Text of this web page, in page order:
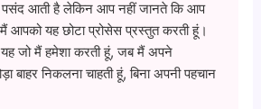
पसंद आती है लेकिन आप नहीं जानते कि आप
यह छोटा प्रोसेस प्रस्तुत करती हूं।
यह जो मैं हमेशा करती हूं, जब मैं अपने
बाहर निकलना चाहती हूं, बिना अपनी पहचान